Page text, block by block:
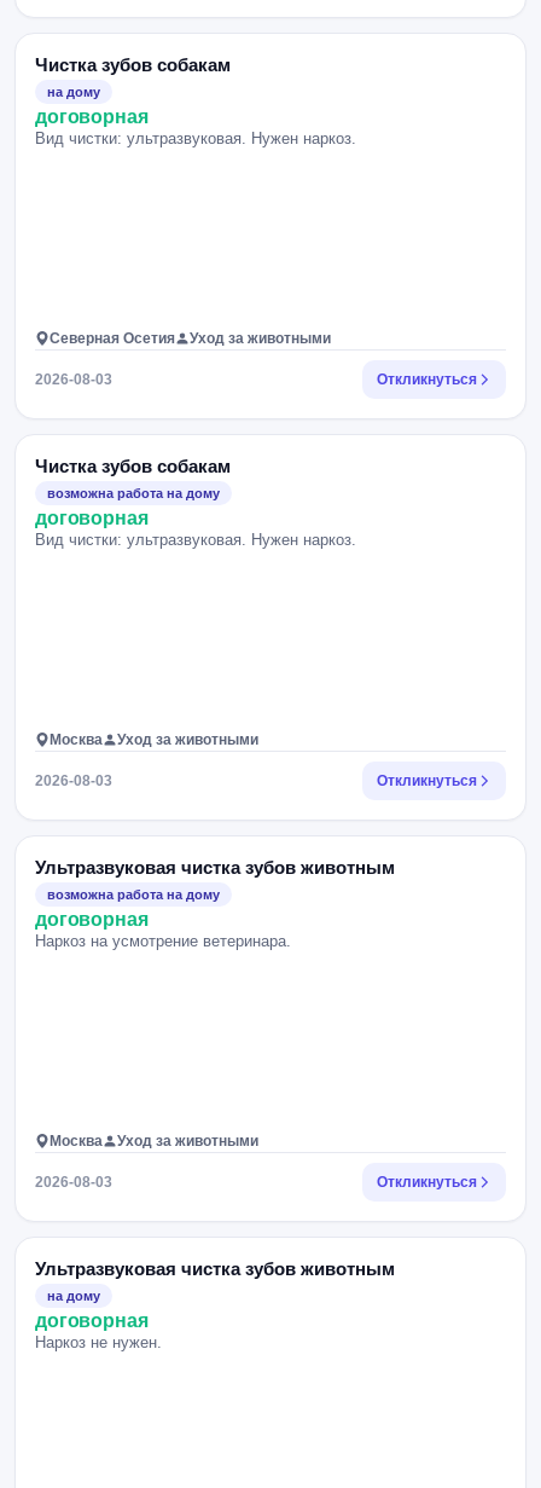
Чистка зубов собакам
на дому
договорная
Вид чистки: ультразвуковая. Нужен наркоз.
Северная Осетия Уход за животными
2026-08-03 Откликнуться
Чистка зубов собакам
возможна работа на дому
договорная
Вид чистки: ультразвуковая. Нужен наркоз.
Москва Уход за животными
2026-08-03 Откликнуться
Ультразвуковая чистка зубов животным
возможна работа на дому
договорная
Наркоз на усмотрение ветеринара.
Москва Уход за животными
2026-08-03 Откликнуться
Ультразвуковая чистка зубов животным
на дому
договорная
Наркоз не нужен.